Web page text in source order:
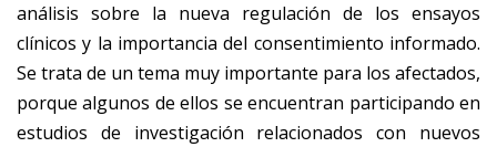
análisis sobre la nueva regulación de los ensayos
clínicos y la importancia del consentimiento informado.
Se trata de un tema muy importante para los afectados,
porque algunos de ellos se encuentran participando en
estudios de investigación relacionados con nuevos